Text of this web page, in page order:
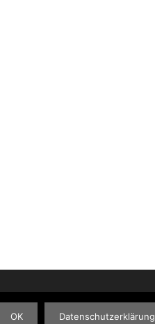
OK Datenschutzerklärung